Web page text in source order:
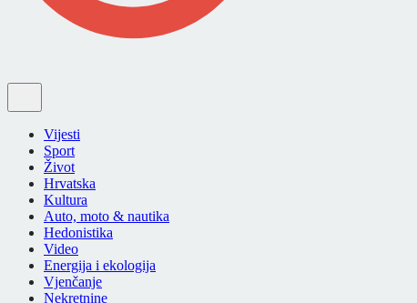
Vijesti
Sport
Život
Hrvatska
Kultura
Auto, moto & nautika
Hedonistika
Video
Energija i ekologija
Vjenčanje
Nekretnine